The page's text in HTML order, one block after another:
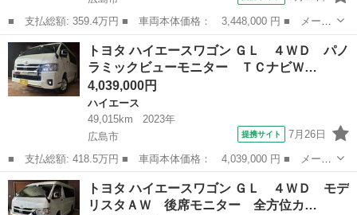
■ 支払総額: 359.4万円 ■ 車両本体価格： 3,448,000 円 ■ メーカ
ー名： トヨタ ■ 車種名： ハイエースバン ■ グレード名： Ｄ
Ｘ ＧＬパッケージ パノラミックビューモニター／ＬＥＤヘッドラ
イト／両...
広島 広島市 ハイエース
トヨタ ハイエースワゴン ＧＬ ４ＷＤ パノ
ラミックビューモニター ＴＣナビＷ…
4,039,000円
ハイエース
49,015km
2023年
広島市
提携サイト 7月26日
■ 支払総額: 418.5万円 ■ 車両本体価格： 4,039,000 円 ■ メーカ
ー名： トヨタ ■ 車種名： ハイエースワゴン ■ グレード名：
ＧＬ ４ＷＤ パノラミックビューモニター ＴＣナビＷ６８Ｔ Ｔ
Ｖキット...
広島 広島市 ハイエース
トヨタ ハイエースワゴン ＧＬ ４ＷＤ モデ
リスタＡＷ 後席モニター 全方位カ…